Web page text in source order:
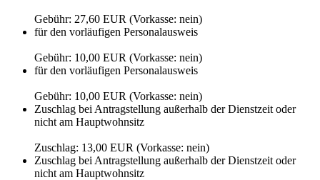
Gebühr: 27,60 EUR (Vorkasse: nein)
für den vorläufigen Personalausweis
Gebühr: 10,00 EUR (Vorkasse: nein)
für den vorläufigen Personalausweis
Gebühr: 10,00 EUR (Vorkasse: nein)
Zuschlag bei Antragstellung außerhalb der Dienstzeit oder
nicht am Hauptwohnsitz
Zuschlag: 13,00 EUR (Vorkasse: nein)
Zuschlag bei Antragstellung außerhalb der Dienstzeit oder
nicht am Hauptwohnsitz